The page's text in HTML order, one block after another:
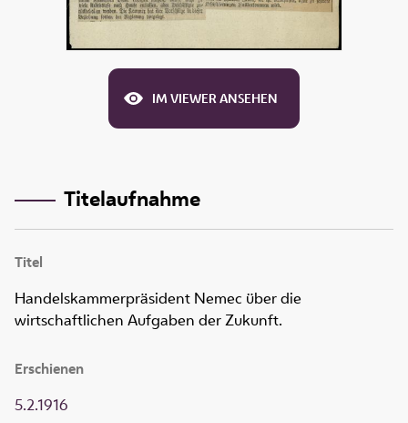
IM VIEWER ANSEHEN
Titelaufnahme
Titel
Handelskammerpräsident Nemec über die
wirtschaftlichen Aufgaben der Zukunft.
Erschienen
5.2.1916